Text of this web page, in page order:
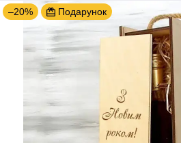
–20% Подарунок